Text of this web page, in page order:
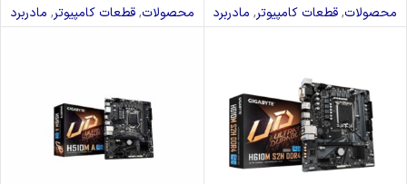
محصولات,قطعات کامپیوتر, مادربرد
محصولات,قطعات کامپیوتر, مادربرد